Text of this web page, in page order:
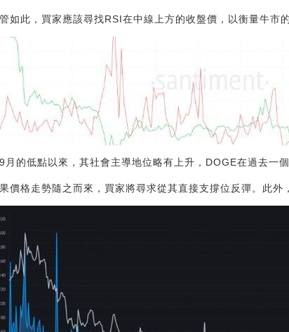
如此，買家應該尋找RSI在中線上方的收盤價，以衡量牛市
月的低點以來，其社會主導地位略有上升，DOGE在過去一
價格走勢隨之而來，買家將尋求從其直接支撐位反彈。此